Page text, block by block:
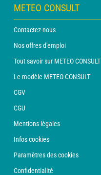
METEO CONSULT
Contactez-nous
Nos offres d'emploi
Tout savoir sur METEO CONSULT
Le modèle METEO CONSULT
CGV
CGU
Mentions légales
Infos cookies
Paramètres des cookies
Confidentialité